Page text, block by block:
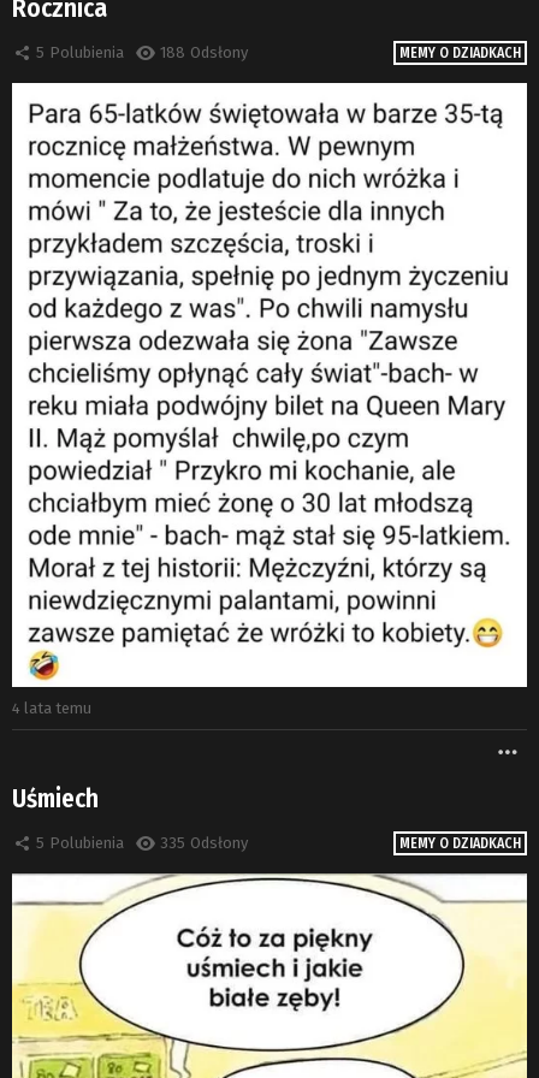
MEMY O DZIADKACH
Rocznica
5 Polubienia 188 Odsłony
4 lata temu
MEMY O DZIADKACH
Uśmiech
5 Polubienia 335 Odsłony